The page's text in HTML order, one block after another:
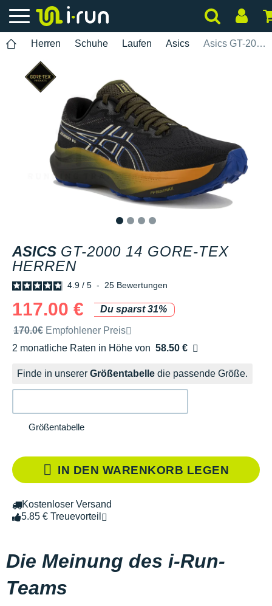
Herren Schuhe Laufen Asics Asics GT-2000 14 Gore-Tex Herren
ASICS GT-2000 14 GORE-TEX
HERREN
4.9 / 5 - 25 Bewertungen
117.00 €
Du sparst 31%
Unverbindliche Preisempfehlung der Marke
170.0€ Empfohlener Preis
2 monatliche Raten in Höhe von 58.50 €
Ohne Zusatzkosten
Finde in unserer Größentabelle die passende Größe.
Größentabelle
IN DEN WARENKORB LEGEN
Kostenloser Versand
5.85 € Treuevorteil
Die Meinung des i-Run-
Teams